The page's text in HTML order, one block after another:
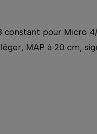
constant pour Micro
MAP à 20 cm,